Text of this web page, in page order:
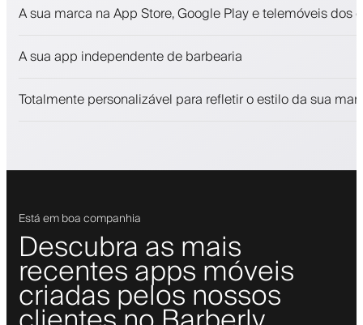
Pagamentos, caução
Fidelize clientes com um programa de fidelização
A sua marca na App Store, Google Play e telemóveis dos
A sua app independente de barbearia
Totalmente personalizável para refletir o estilo da sua
Está em boa companhia
Descubra as mais
recentes apps móveis
criadas pelos nossos